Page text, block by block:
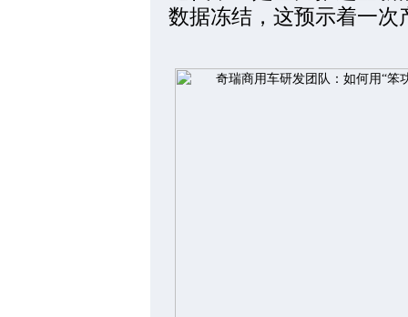
数据冻结，这预示着一次